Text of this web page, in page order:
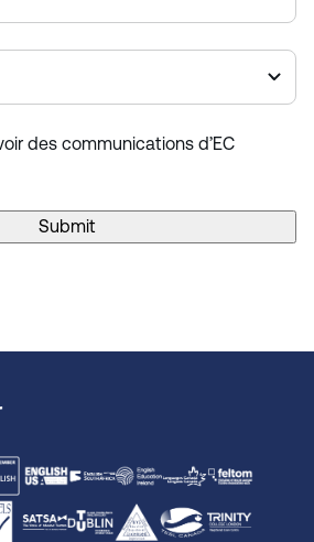
des communications d’EC
Submit